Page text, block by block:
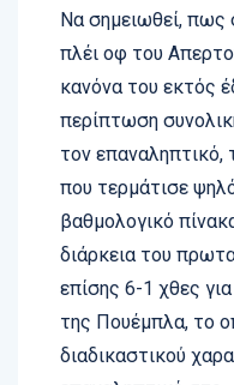
Να σημειωθεί, πως
πλέι οφ του
κανόνα του εκτός
περίπτωση
τον επαναληπτικό,
που τερμάτισε
βαθμολογικό
διάρκεια του
επίσης 6-1 χθες
της Πουέμπλα, το
διαδικαστικού